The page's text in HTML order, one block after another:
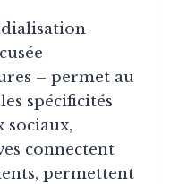
– permet au
spécificités
sociaux,
connectent
permettent